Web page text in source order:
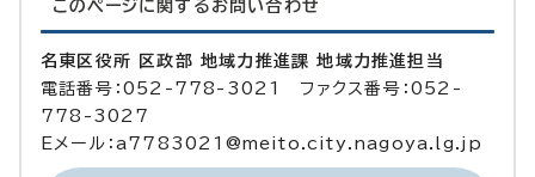
このページに関する お問い合わせ
名東区役所 区政部 地域力推進課 地域力推進担当
電話番号：052-778-3021 ファクス番号：052-
778-3027
Eメール：a7783021@meito.city.nagoya.lg.jp